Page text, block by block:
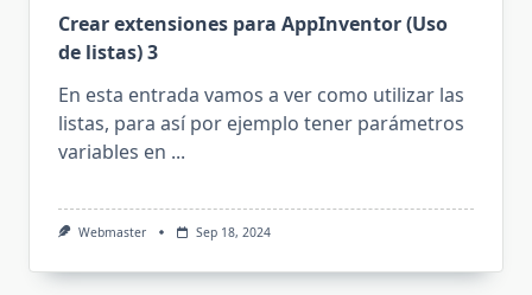
Crear extensiones para AppInventor (Uso
de listas) 3
En esta entrada vamos a ver como utilizar las
listas, para así por ejemplo tener parámetros
variables en ...
Webmaster Sep 18, 2024